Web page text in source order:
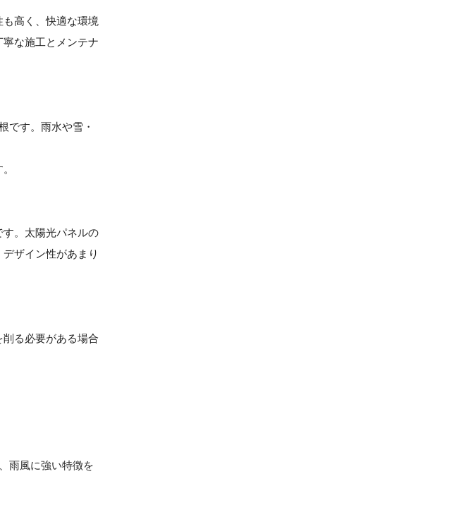
高く、快適な環境
な施工とメンテナ
です。雨水や雪・
。太陽光パネルの
ザイン性があまり
る必要がある場合
雨風に強い特徴を